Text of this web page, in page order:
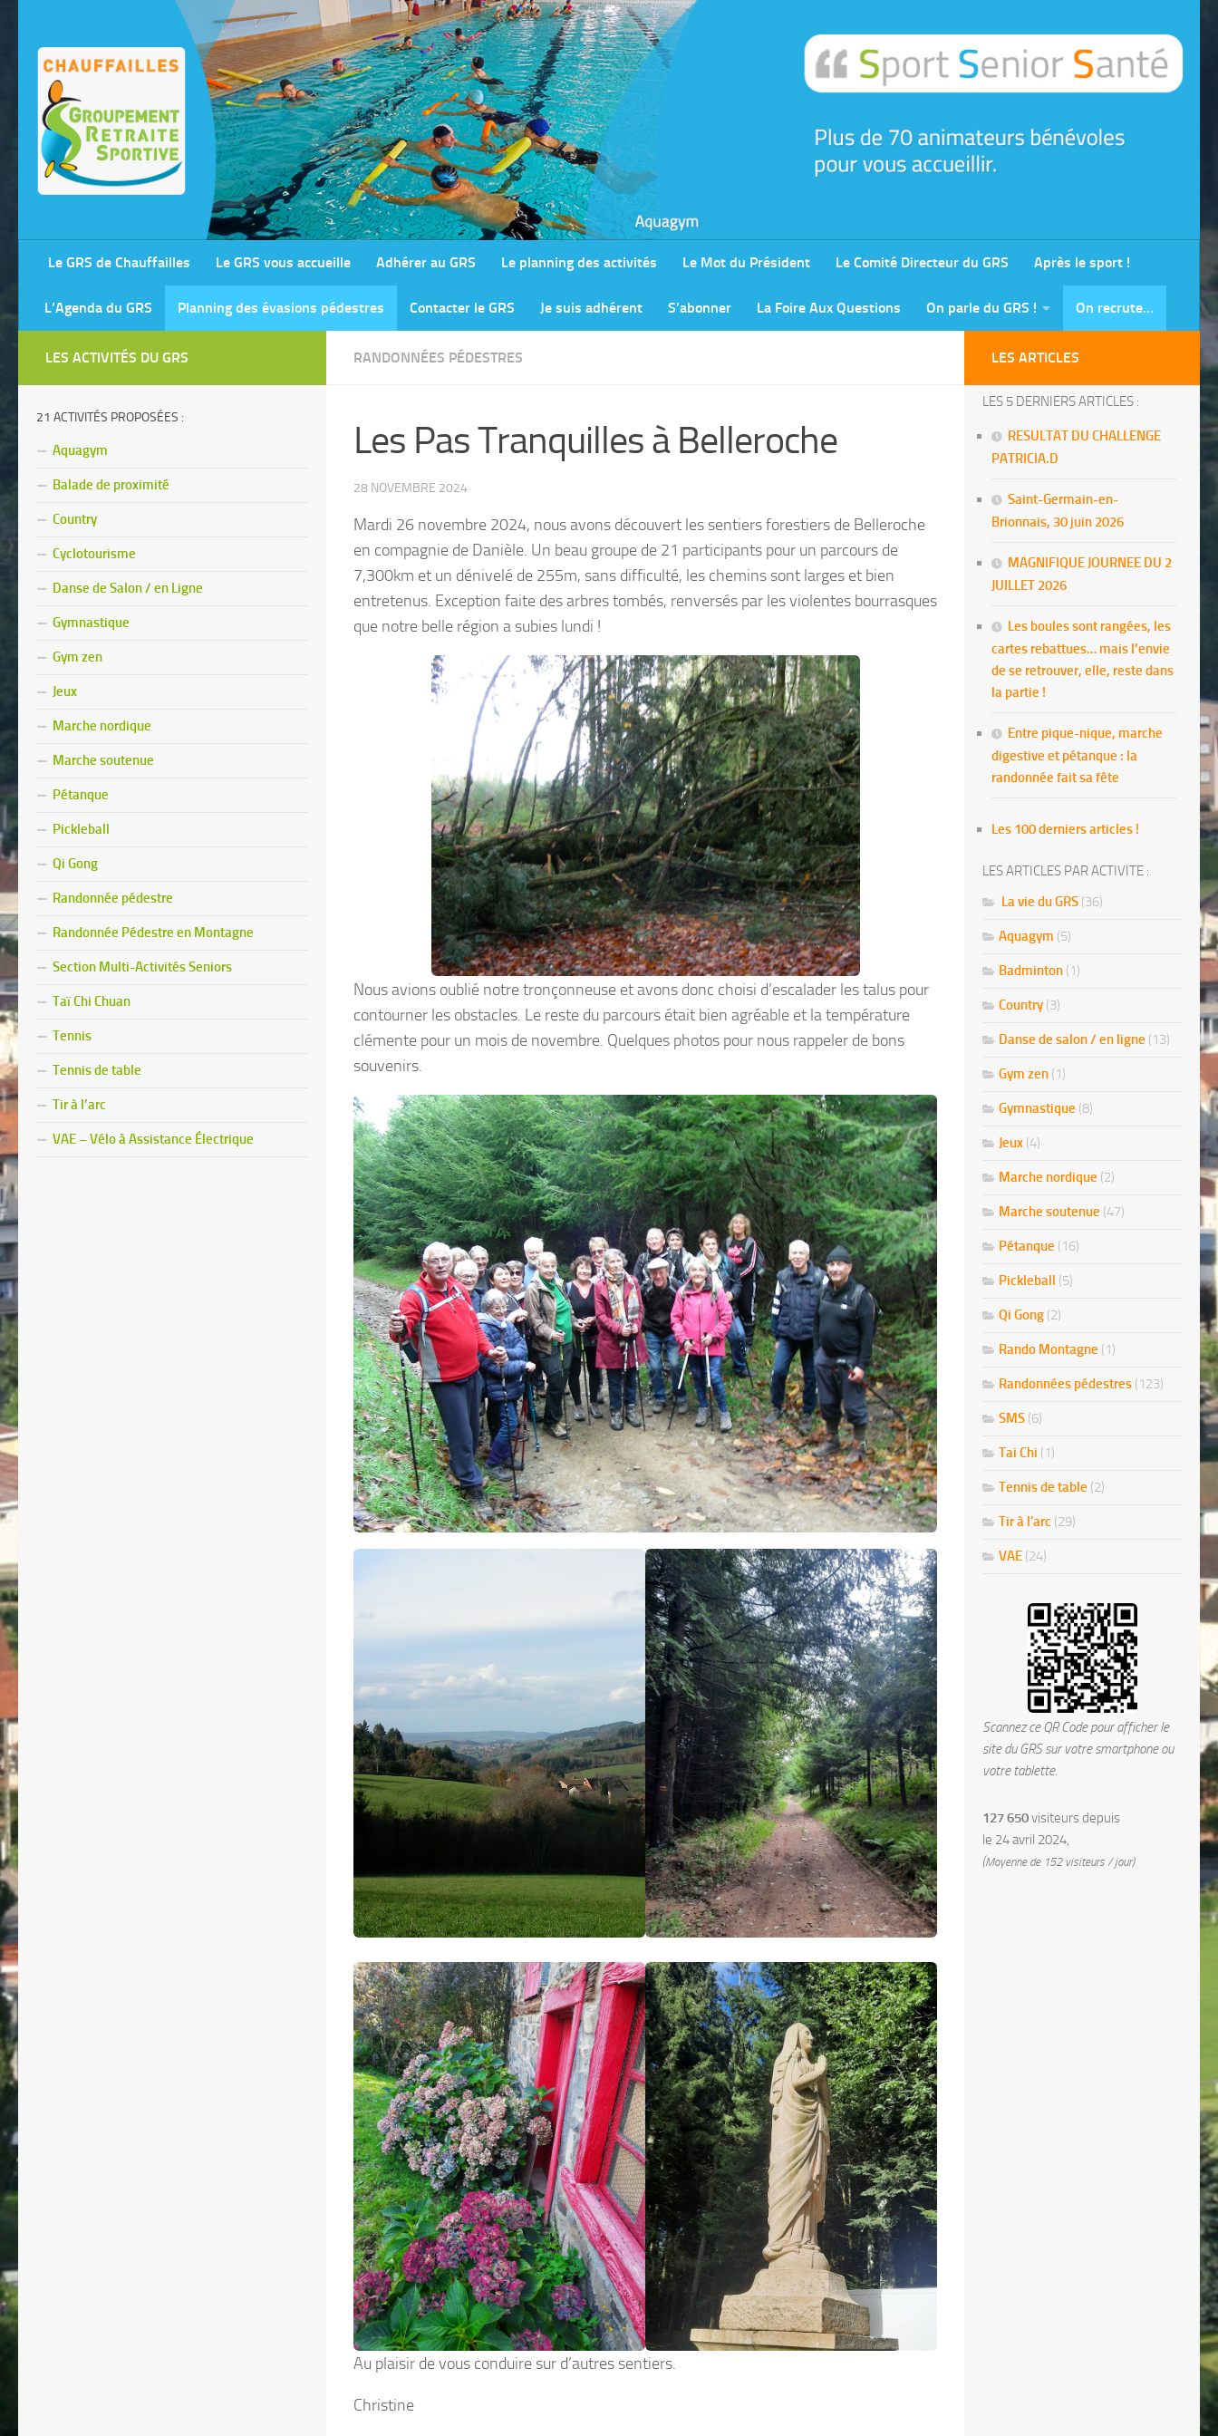
Le GRS de Chauffailles Le GRS vous accueille Adhérer au GRS Le planning des activités Le Mot du Président Le Comité Directeur du GRS Après le sport !
L’Agenda du GRS Planning des évasions pédestres Contacter le GRS Je suis adhérent S’abonner La Foire Aux Questions On parle du GRS ! On recrute…
RANDONNÉES PÉDESTRES
Les Pas Tranquilles à Belleroche
28 NOVEMBRE 2024
Mardi 26 novembre 2024, nous avons découvert les sentiers forestiers de Belleroche
en compagnie de Danièle. Un beau groupe de 21 participants pour un parcours de
7,300km et un dénivelé de 255m, sans difficulté, les chemins sont larges et bien
entretenus. Exception faite des arbres tombés, renversés par les violentes bourrasques
que notre belle région a subies lundi !
Nous avions oublié notre tronçonneuse et avons donc choisi d’escalader les talus pour
contourner les obstacles. Le reste du parcours était bien agréable et la température
clémente pour un mois de novembre. Quelques photos pour nous rappeler de bons
souvenirs.
Au plaisir de vous conduire sur d’autres sentiers.
Christine
LES ACTIVITÉS DU GRS
21 ACTIVITÉS PROPOSÉES :
Aquagym
Balade de proximité
Country
Cyclotourisme
Danse de Salon / en Ligne
Gymnastique
Gym zen
Jeux
Marche nordique
Marche soutenue
Pétanque
Pickleball
Qi Gong
Randonnée pédestre
Randonnée Pédestre en Montagne
Section Multi-Activités Seniors
Taï Chi Chuan
Tennis
Tennis de table
Tir à l’arc
VAE – Vélo à Assistance Électrique
LES ARTICLES
LES 5 DERNIERS ARTICLES :
RESULTAT DU CHALLENGE
PATRICIA.D
Saint-Germain-en-
Brionnais, 30 juin 2026
MAGNIFIQUE JOURNEE DU 2
JUILLET 2026
Les boules sont rangées, les
cartes rebattues… mais l’envie
de se retrouver, elle, reste dans
la partie !
Entre pique-nique, marche
digestive et pétanque : la
randonnée fait sa fête
Les 100 derniers articles !
LES ARTICLES PAR ACTIVITE :
La vie du GRS (36)
Aquagym (5)
Badminton (1)
Country (3)
Danse de salon / en ligne (13)
Gym zen (1)
Gymnastique (8)
Jeux (4)
Marche nordique (2)
Marche soutenue (47)
Pétanque (16)
Pickleball (5)
Qi Gong (2)
Rando Montagne (1)
Randonnées pédestres (123)
SMS (6)
Tai Chi (1)
Tennis de table (2)
Tir à l'arc (29)
VAE (24)
Scannez ce QR Code pour afficher le
site du GRS sur votre smartphone ou
votre tablette.
127 650visiteurs depuis
le 24 avril 2024,
(Moyenne de 152 visiteurs / jour)